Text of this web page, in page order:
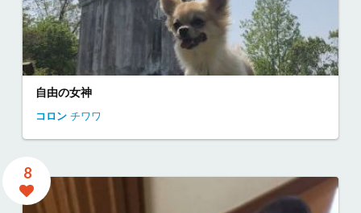
自由の女神
コロン チワワ
8